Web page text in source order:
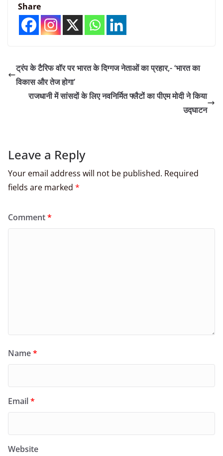
Share
ट्रंप के टैरिफ वॉर पर भारत के दिग्गज नेताओं का प्रहार,- ‘भारत का
विकास और तेज होगा’
राजधानी में सांसदों के लिए नवनिर्मित फ्लैटों का पीएम मोदी ने किया
उद्घाटन
Leave a Reply
Your email address will not be published. Required
fields are marked *
Comment*
Name*
Email*
Website